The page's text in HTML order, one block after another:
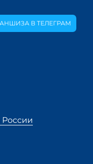
В ТЕЛЕГРАМ
России